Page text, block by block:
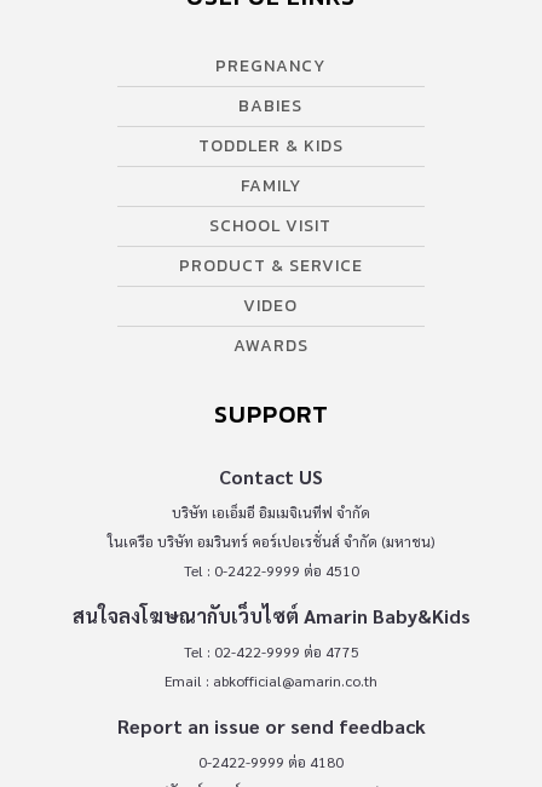
PREGNANCY
BABIES
TODDLER & KIDS
FAMILY
SCHOOL VISIT
PRODUCT & SERVICE
VIDEO
AWARDS
SUPPORT
Contact US
บริษัท เอเอ็มอี อิมเมจิเนทีฟ จำกัด
ในเครือ บริษัท อมรินทร์ คอร์เปอเรชั่นส์ จำกัด (มหาชน)
Tel : 0-2422-9999 ต่อ 4510
สนใจลงโฆษณากับเว็บไซต์ Amarin Baby&Kids
Tel : 02-422-9999 ต่อ 4775
Email : abkofficial@amarin.co.th
Report an issue or send feedback
0-2422-9999 ต่อ 4180